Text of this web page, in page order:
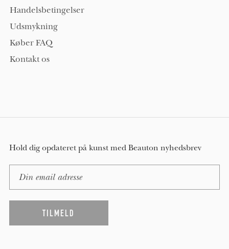
Handelsbetingelser
Udsmykning
Køber FAQ
Kontakt os
Hold dig opdateret på kunst med Beauton nyhedsbrev